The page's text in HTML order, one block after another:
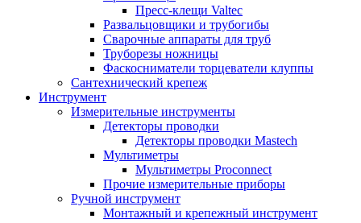
Пресс-клещи Valtec
Развальцовщики и трубогибы
Сварочные аппараты для труб
Труборезы ножницы
Фаскосниматели торцеватели клуппы
Сантехнический крепеж
Инструмент
Измерительные инструменты
Детекторы проводки
Детекторы проводки Mastech
Мультиметры
Мультиметры Proconnect
Прочие измерительные приборы
Ручной инструмент
Монтажный и крепежный инструмент